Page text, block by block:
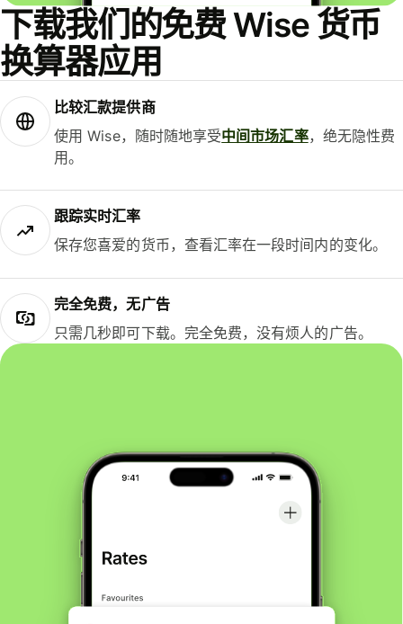
下载我们的免费 Wise 货币
换算器应用
比较汇款提供商
使用 Wise，随时随地享受中间市场汇率，绝无隐性费
用。
跟踪实时汇率
保存您喜爱的货币，查看汇率在一段时间内的变化。
完全免费，无广告
只需几秒即可下载。完全免费，没有烦人的广告。